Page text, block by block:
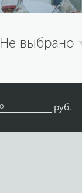
Не выбрано
руб.